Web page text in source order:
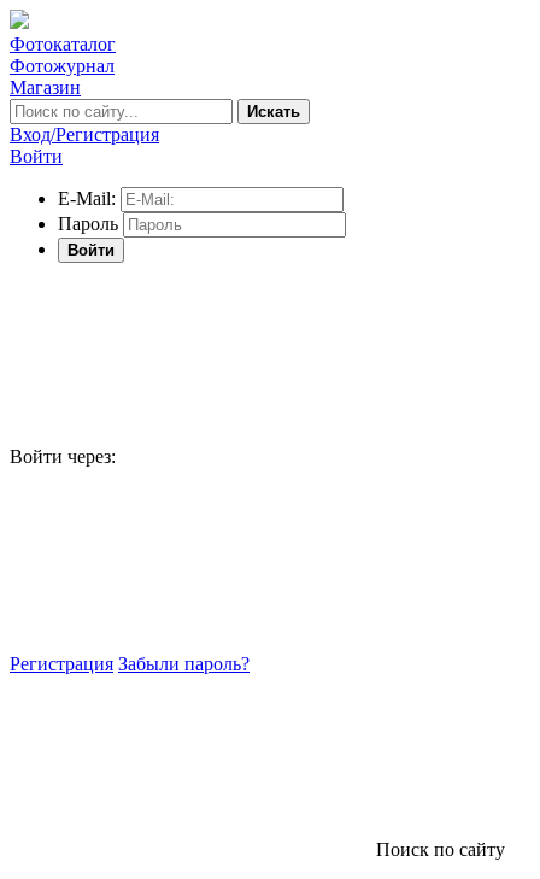
Фотокаталог
Фотожурнал
Магазин
Искать
Вход/Регистрация
Войти
E-Mail:
Пароль
Войти
Войти через:
Регистрация Забыли пароль?
Поиск по сайту